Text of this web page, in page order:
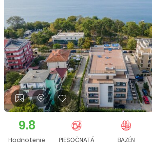
9.8
Hodnotenie
PIESOČNATÁ
BAZÉN